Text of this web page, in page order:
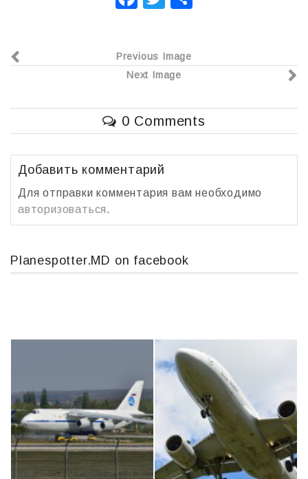
e
b
o
o
k
er р
в
и
т
Previous Image
Next Image
0 Comments
Добавить комментарий
Для отправки комментария вам необходимо
авторизоваться.
Planespotter.MD on facebook